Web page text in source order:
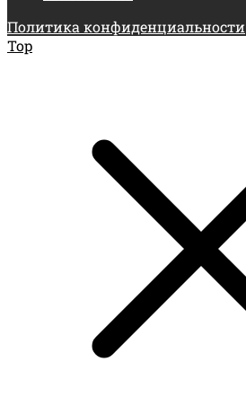
Политика конфиденциальности
Top